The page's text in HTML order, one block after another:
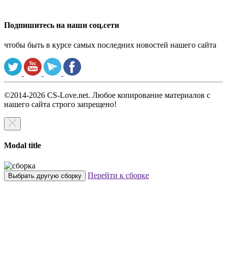
Подпишитесь на наши соц.сети
чтобы быть в курсе самых последних новостей нашего сайта
©2014-2026 CS-Love.net. Любое копирование материалов с
нашего сайта строго запрещено!
Modal title
Выбрать другую сборку Перейти к сборке